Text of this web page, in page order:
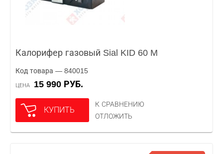
Калорифер газовый Sial KID 60 M
Код товара — 840015
ЦЕНА 15 990 РУБ.
КУПИТЬ
К СРАВНЕНИЮ
ОТЛОЖИТЬ